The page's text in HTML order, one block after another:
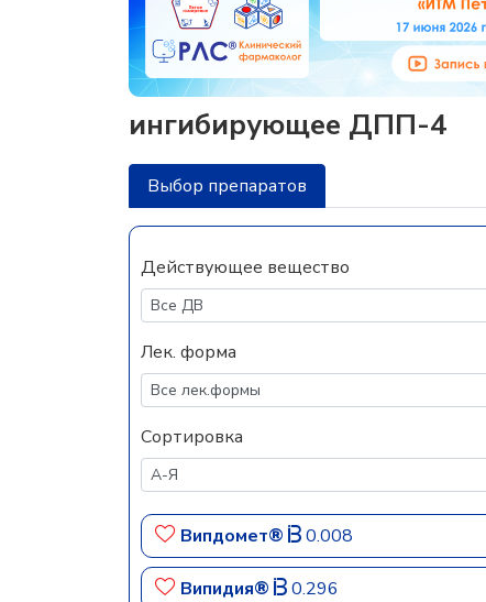
ингибирующее ДПП-4
Выбор препаратов
Действующее вещество
Лек. форма
Сортировка
Випдомет® 0.008
Випидия® 0.296